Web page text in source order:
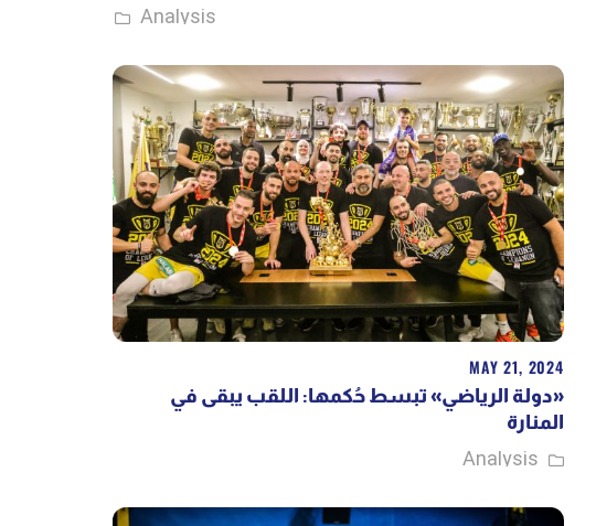
Analysis
MAY 21, 2024
«دولة الرياضي» تبسط حُكمها: اللقب يبقى في
المنارة
Analysis